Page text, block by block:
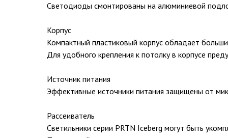
Светодиоды смонтированы на алюминиевой
Корпус
Компактный пластиковый корпус обладает
Для удобного крепления к потолку в корпусе
Источник питания
Эффективные источники питания защищены от
Рассеиватель
Светильники серии PRTN Iceberg могут быть